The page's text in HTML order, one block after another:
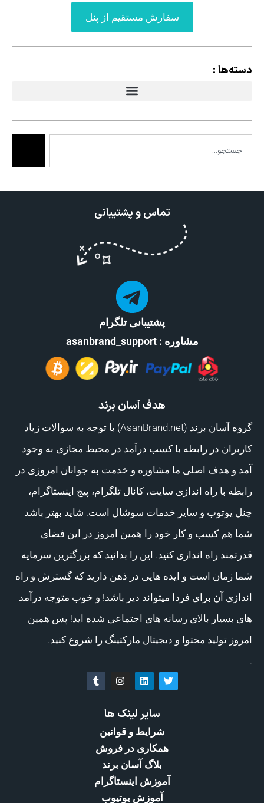
سفارش مستقیم از پنل
دسته‌ها :
تماس و پشتیبانی
پشتیبانی تلگرام
مشاوره : asanbrand_support
هدف آسان برند
گروه آسان برند (AsanBrand.net) با توجه به سوالات زیاد
کاربران در رابطه با کسب درآمد در محیط مجازی به وجود
آمد و هدف اصلی ما مشاوره و خدمت به جوانان امروزی در
رابطه با راه اندازی سایت، کانال تلگرام، پیج اینستاگرام،
چنل یوتوب و سایر خدمات سوشال است. شاید بهتر باشد
شما هم کسب و کار خود را همین امروز در این فضای
قدرتمند راه اندازی کنید. این را بدانید که بزرگترین سرمایه
شما زمان است و ایده هایی در ذهن دارید که گسترش و راه
اندازی آن برای فردا میتواند دیر باشد! و خوب متوجه درآمد
های بسیار بالای رسانه های اجتماعی شده اید! پس همین
امروز تولید محتوا و دیجیتال مارکتینگ را شروع کنید.
.
سایر لینک ها
شرایط و قوانین
همکاری در فروش
بلاگ آسان برند
آموزش اینستاگرام
آموزش یوتیوب